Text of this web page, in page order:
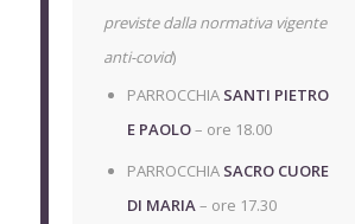
previste dalla normativa vigente
anti-covid)
PARROCCHIA SANTI PIETRO
E PAOLO– ore 18.00
PARROCCHIA SACRO CUORE
DI MARIA– ore 17.30